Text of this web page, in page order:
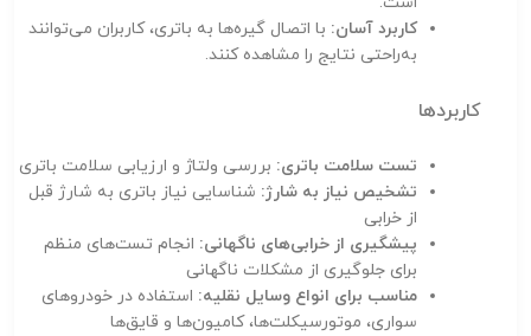
کاربرد آسان: با اتصال گیره‌ها به باتری، کاربران می‌توانند
به‌راحتی نتایج را مشاهده کنند.
کاربردها
تست سلامت باتری: بررسی ولتاژ و ارزیابی سلامت باتری
تشخیص نیاز به شارژ: شناسایی نیاز باتری به شارژ قبل
از خرابی
پیشگیری از خرابی‌های ناگهانی: انجام تست‌های منظم
برای جلوگیری از مشکلات ناگهانی
مناسب برای انواع وسایل نقلیه: استفاده در خودروهای
سواری، موتورسیکلت‌ها، کامیون‌ها و قایق‌ها